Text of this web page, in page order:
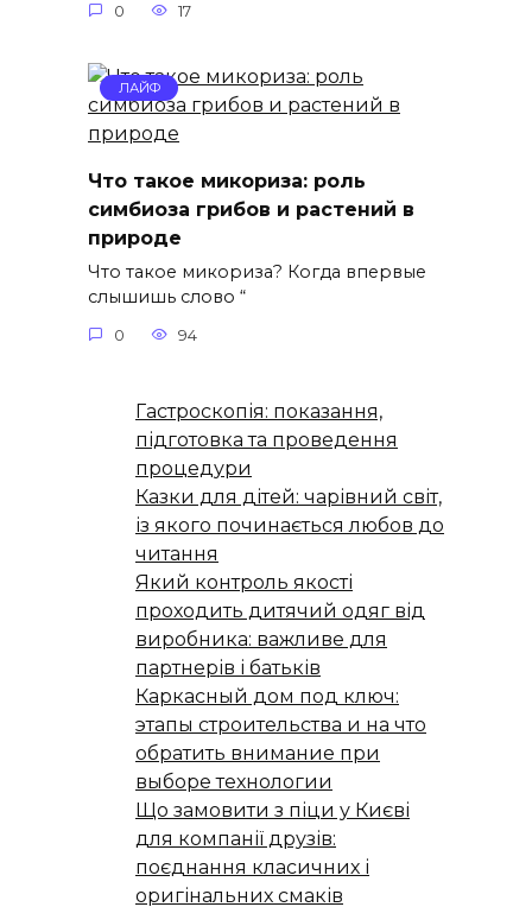
0 17
ЛАЙФ
Что такое микориза: роль
симбиоза грибов и растений в
природе
Что такое микориза? Когда впервые
слышишь слово “
0 94
Гастроскопія: показання,
підготовка та проведення
процедури
Казки для дітей: чарівний світ,
із якого починається любов до
читання
Який контроль якості
проходить дитячий одяг від
виробника: важливе для
партнерів і батьків
Каркасный дом под ключ:
этапы строительства и на что
обратить внимание при
выборе технологии
Що замовити з піци у Києві
для компанії друзів:
поєднання класичних і
оригінальних смаків